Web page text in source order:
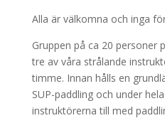
Alla är välkomna och inga
Gruppen på ca 20 personer
tre av våra strålande
timme. Innan hålls en
SUP-paddling och under
instruktörerna till med